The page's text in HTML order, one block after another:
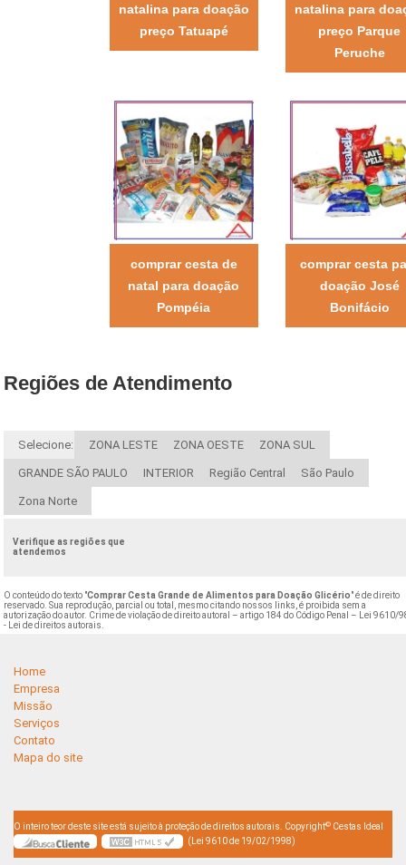
natalina para doação
preço Tatuapé
natalina para
preço Parque
Peruche
comprar cesta de
natal para doação
Pompéia
comprar cesta
doação José
Bonifácio
Regiões de Atendimento
Selecione: ZONA LESTE ZONA OESTE ZONA SUL
GRANDE SÃO PAULO INTERIOR Região Central São Paulo
Zona Norte
Verifique as regiões que
atendemos
O conteúdo do texto "Comprar Cesta Grande de Alimentos para Doação Glicério" é de direito
reservado. Sua reprodução, parcial ou total, mesmo citando nossos links, é proibida sem a
autorização do autor. Crime de violação de direito autoral – artigo 184 do Código Penal –
Lei 9610/
- Lei de direitos autorais
Home
Empresa
Missão
Serviços
Contato
Mapa do site
O inteiro teor deste site está sujeito à proteção de direitos autorais. Copyright© Cestas Ideal
(Lei 9610 de 19/02/1998)